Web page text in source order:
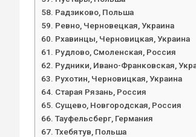
Радзиково, Польша
Ревно, Черновецкая, Украина
Рхавинцы, Черновицкая, Украина
Рудлово, Смоленская, Россия
Рудники, Ивано-Франковская,
Рухотин, Черновицкая, Украина
Старая Рязань, Россия
Сущево, Новгородская, Россия
Тауфельсберг, Германия
Тхебятув, Польша